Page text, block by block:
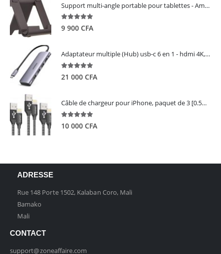
Support multi-angle portable pour tablettes - Amazon Basics
5.00out of 5
9 900 CFA
Adaptateur multiple (Hub) usb-c 6 en 1 - hdmi 4K, 3 ports USB 3.0 et lecteur de carte sd tf - UGREEN
5.00out of 5
21 000 CFA
Câble de chargeur pour iPhone, paquet de 3 [0.5M 1M 2M] - GIANAC
5.00out of 5
10 000 CFA
ADRESSE
Rue 148 Porte 1502, Kalaban Coro, Mali
Bamako
Mali
CONTACT
support@zoneaffaire.com